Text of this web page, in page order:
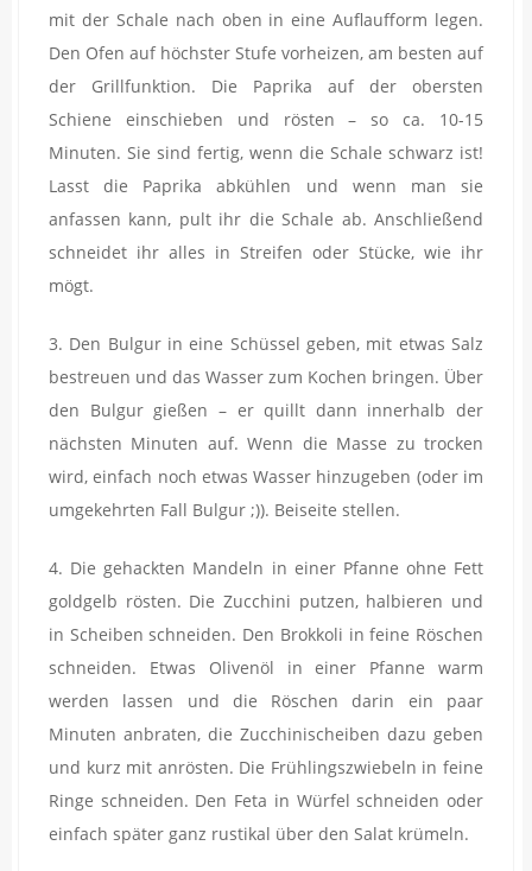
mit der Schale nach oben in eine Auflaufform legen.
Den Ofen auf höchster Stufe vorheizen, am besten auf
der Grillfunktion. Die Paprika auf der obersten
Schiene einschieben und rösten – so ca. 10-15
Minuten. Sie sind fertig, wenn die Schale schwarz ist!
Lasst die Paprika abkühlen und wenn man sie
anfassen kann, pult ihr die Schale ab. Anschließend
schneidet ihr alles in Streifen oder Stücke, wie ihr
mögt.
3. Den Bulgur in eine Schüssel geben, mit etwas Salz
bestreuen und das Wasser zum Kochen bringen. Über
den Bulgur gießen – er quillt dann innerhalb der
nächsten Minuten auf. Wenn die Masse zu trocken
wird, einfach noch etwas Wasser hinzugeben (oder im
umgekehrten Fall Bulgur ;)). Beiseite stellen.
4. Die gehackten Mandeln in einer Pfanne ohne Fett
goldgelb rösten. Die Zucchini putzen, halbieren und
in Scheiben schneiden. Den Brokkoli in feine Röschen
schneiden. Etwas Olivenöl in einer Pfanne warm
werden lassen und die Röschen darin ein paar
Minuten anbraten, die Zucchinischeiben dazu geben
und kurz mit anrösten. Die Frühlingszwiebeln in feine
Ringe schneiden. Den Feta in Würfel schneiden oder
einfach später ganz rustikal über den Salat krümeln.